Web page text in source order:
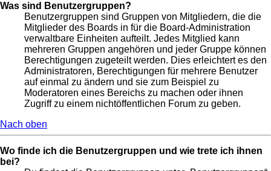
Was sind Benutzergruppen?
Benutzergruppen sind Gruppen von Mitgliedern, die die
Mitglieder des Boards in für die Board-Administration
verwaltbare Einheiten aufteilt. Jedes Mitglied kann
mehreren Gruppen angehören und jeder Gruppe können
Berechtigungen zugeteilt werden. Dies erleichtert es den
Administratoren, Berechtigungen für mehrere Benutzer
auf einmal zu ändern und sie zum Beispiel zu
Moderatoren eines Bereichs zu machen oder ihnen
Zugriff zu einem nichtöffentlichen Forum zu geben.
Nach oben
Wo finde ich die Benutzergruppen und wie trete ich ihnen
bei?